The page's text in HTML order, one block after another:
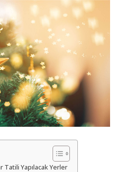
Tatili Yapılacak Yerler